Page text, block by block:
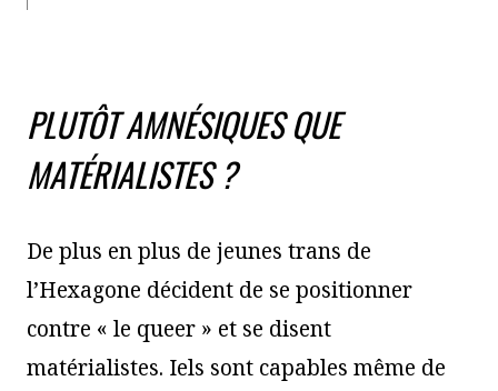
PLUTÔT AMNÉSIQUES QUE
MATÉRIALISTES ?
De plus en plus de jeunes trans de
l’Hexagone décident de se positionner
contre « le queer » et se disent
matérialistes. Iels sont capables même de